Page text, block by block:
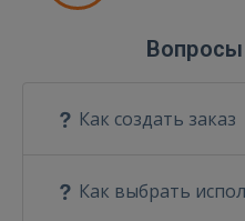
Как создать заказ
Как выбрать